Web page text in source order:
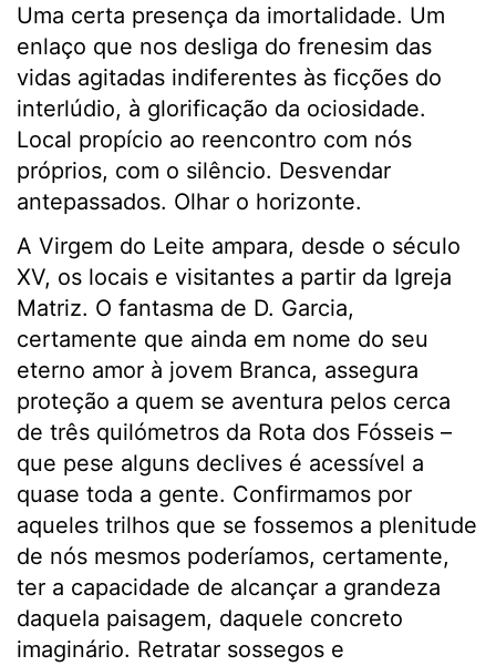
Uma certa presença da imortalidade. Um
enlaço que nos desliga do frenesim das
vidas agitadas indiferentes às ficções do
interlúdio, à glorificação da ociosidade.
Local propício ao reencontro com nós
próprios, com o silêncio. Desvendar
antepassados. Olhar o horizonte.
A Virgem do Leite ampara, desde o século
XV, os locais e visitantes a partir da Igreja
Matriz. O fantasma de D. Garcia,
certamente que ainda em nome do seu
eterno amor à jovem Branca, assegura
proteção a quem se aventura pelos cerca
de três quilómetros da Rota dos Fósseis –
que pese alguns declives é acessível a
quase toda a gente. Confirmamos por
aqueles trilhos que se fossemos a plenitude
de nós mesmos poderíamos, certamente,
ter a capacidade de alcançar a grandeza
daquela paisagem, daquele concreto
imaginário. Retratar sossegos e